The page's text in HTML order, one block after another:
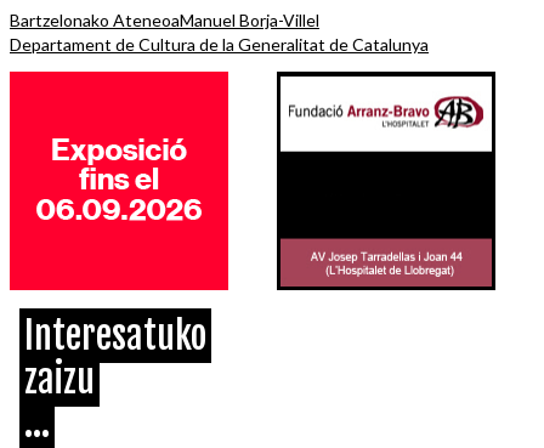
Bartzelonako AteneoaManuel Borja-Villel
Departament de Cultura de la Generalitat de Catalunya
Interesatuko
zaizu
...